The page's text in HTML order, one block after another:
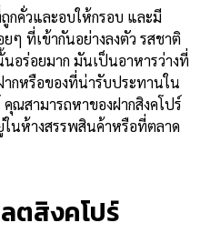
คั่วและอบให้กรอบ และมี
ที่เข้ากันอย่างลงตัว รสชาติ
นอร่อยมาก มันเป็นอาหารว่างที่
กหรือของที่น่ารับประทานใน
ณสามารถหาของฝากสิงคโปร์
ในห้างสรรพสินค้าหรือที่ตลาด
ตสิงคโปร์